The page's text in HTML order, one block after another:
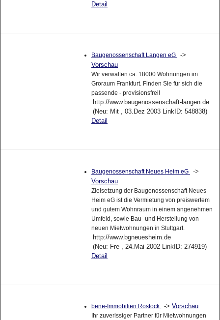
Detail
Baugenossenschaft Langen eG
->
Vorschau
Wir verwalten ca. 18000 Wohnungen im
Groraum Frankfurt. Finden Sie für sich die
passende - provisionsfrei!
http://www.baugenossenschaft-langen.de
(Neu: Mit , 03.Dez 2003 LinkID: 548838)
Detail
Baugenossenschaft Neues Heim eG
->
Vorschau
Zielsetzung der Baugenossenschaft Neues
Heim eG ist die Vermietung von preiswertem
und gutem Wohnraum in einem angenehmen
Umfeld, sowie Bau- und Herstellung von
neuen Mietwohnungen in Stuttgart.
http://www.bgneuesheim.de
(Neu: Fre , 24.Mai 2002 LinkID: 274919)
Detail
bene-Immobilien Rostock -> Vorschau
Ihr zuverlssiger Partner für Mietwohnungen